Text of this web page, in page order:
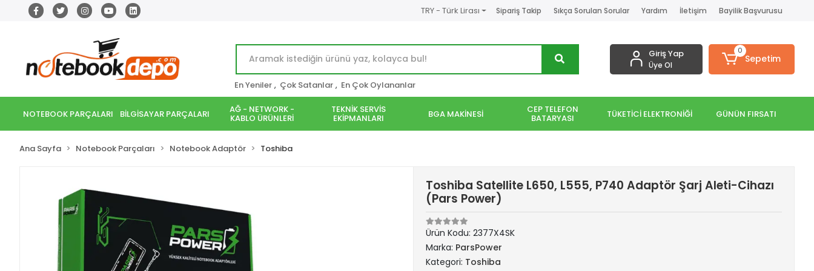
TRY - Türk Lirası Sipariş Takip Sıkça Sorulan Sorular Yardım İletişim Bayilik Başvurusu
En Yeniler , Çok Satanlar , En Çok Oylananlar
Giriş Yap
Üye Ol
0
Sepetim
NOTEBOOK PARÇALARI BİLGİSAYAR PARÇALARI AĞ - NETWORK -
KABLO ÜRÜNLERİ
TEKNİK SERVİS
EKİPMANLARI BGA MAKİNESİ CEP TELEFON
BATARYASI TÜKETİCİ ELEKTRONİĞİ GÜNÜN FIRSATI
Ana Sayfa Notebook Parçaları Notebook Adaptör Toshiba
Toshiba Satellite L650, L555, P740 Adaptör Şarj Aleti-Cihazı
(Pars Power)
Ürün Kodu: 2377X4SK
Marka: ParsPower
Kategori: Toshiba